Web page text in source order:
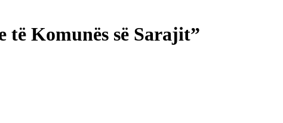
të Komunës së Sarajit”